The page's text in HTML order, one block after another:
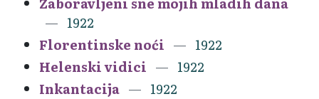
1922
Florentinske noći
1922
Helenski vidici
1922
Inkantacija
1922